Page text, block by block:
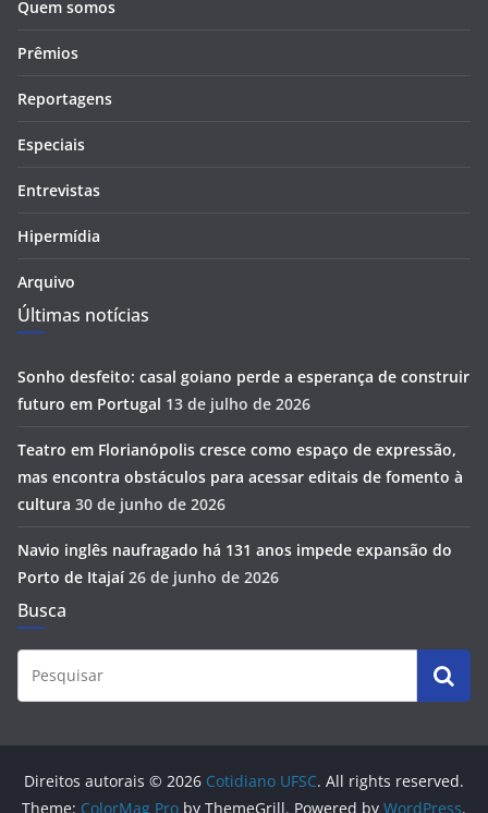
Quem somos
Prêmios
Reportagens
Especiais
Entrevistas
Hipermídia
Arquivo
Últimas notícias
Sonho desfeito: casal goiano perde a esperança de construir
futuro em Portugal 13 de julho de 2026
Teatro em Florianópolis cresce como espaço de expressão,
mas encontra obstáculos para acessar editais de fomento à
cultura 30 de junho de 2026
Navio inglês naufragado há 131 anos impede expansão do
Porto de Itajaí 26 de junho de 2026
Busca
Direitos autorais © 2026 Cotidiano UFSC. All rights reserved.
Theme: ColorMag Pro by ThemeGrill. Powered by WordPress.